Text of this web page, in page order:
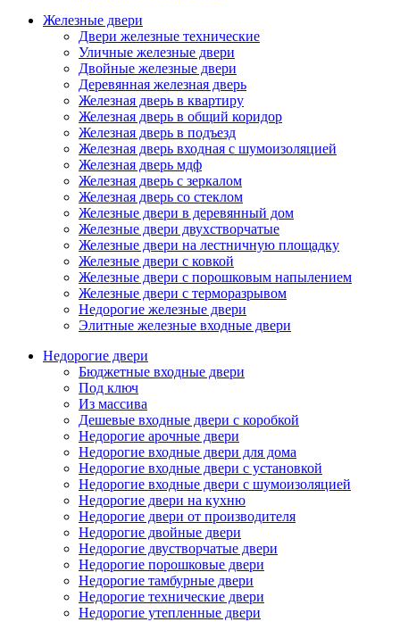
Железные двери
Двери железные технические
Уличные железные двери
Двойные железные двери
Деревянная железная дверь
Железная дверь в квартиру
Железная дверь в общий коридор
Железная дверь в подъезд
Железная дверь входная с шумоизоляцией
Железная дверь мдф
Железная дверь с зеркалом
Железная дверь со стеклом
Железные двери в деревянный дом
Железные двери двухстворчатые
Железные двери на лестничную площадку
Железные двери с ковкой
Железные двери с порошковым напылением
Железные двери с терморазрывом
Недорогие железные двери
Элитные железные входные двери
Недорогие двери
Бюджетные входные двери
Под ключ
Из массива
Дешевые входные двери с коробкой
Недорогие арочные двери
Недорогие входные двери для дома
Недорогие входные двери с установкой
Недорогие входные двери с шумоизоляцией
Недорогие двери на кухню
Недорогие двери от производителя
Недорогие двойные двери
Недорогие двустворчатые двери
Недорогие порошковые двери
Недорогие тамбурные двери
Недорогие технические двери
Недорогие утепленные двери